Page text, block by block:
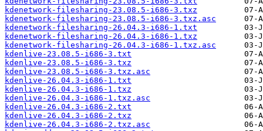
kdenetwork-filesharing-23.08.5-i686-3.txz
kdenetwork-filesharing-23.08.5-i686-3.txz.asc
kdenetwork-filesharing-26.04.3-i686-1.txt
kdenetwork-filesharing-26.04.3-i686-1.txz
kdenetwork-filesharing-26.04.3-i686-1.txz.asc
kdenlive-23.08.5-i686-3.txt
kdenlive-23.08.5-i686-3.txz
kdenlive-23.08.5-i686-3.txz.asc
kdenlive-26.04.3-i686-1.txt
kdenlive-26.04.3-i686-1.txz
kdenlive-26.04.3-i686-1.txz.asc
kdenlive-26.04.3-i686-2.txt
kdenlive-26.04.3-i686-2.txz
kdenlive-26.04.3-i686-2.txz.asc